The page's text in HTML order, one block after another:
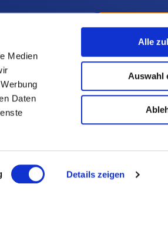
Medien
Daten
Details zeigen
Alle
Auswahl
Als PDF exportieren Live-Demo